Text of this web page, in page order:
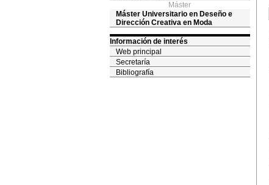
Máster
Máster Universitario en Deseño e
Dirección Creativa en Moda
Información de interés
Web principal
Secretaría
Bibliografía